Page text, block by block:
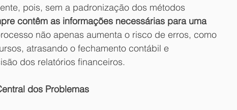
pois, sem a padronização dos métodos
contêm as informações necessárias para uma
não apenas aumenta o risco de erros, como
atrasando o fechamento contábil e
dos relatórios financeiros.
dos Problemas